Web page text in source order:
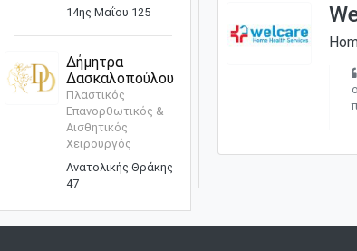
14ης Μαΐου 125
Δήμητρα
Δασκαλοπούλου
Πλαστικός
Επανορθωτικός &
Αισθητικός
Χειρουργός
Ανατολικής Θράκης
47